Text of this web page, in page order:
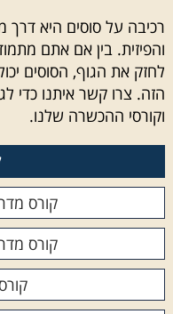
קורס
קורס
רכיבה על סוסים היא
והפיזית. בין אם אתם
לחזק את הגוף, הסוסים
הזה. צרו קשר איתנו כדי
וקורסי ההכשרה שלנו.